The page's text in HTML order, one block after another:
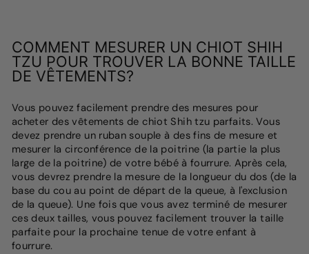
COMMENT MESURER UN CHIOT SHIH
TZU POUR TROUVER LA BONNE TAILLE
DE VÊTEMENTS?
Vous pouvez facilement prendre des mesures pour
acheter des vêtements de chiot Shih tzu parfaits. Vous
devez prendre un ruban souple à des fins de mesure et
mesurer la circonférence de la poitrine (la partie la plus
large de la poitrine) de votre bébé à fourrure. Après cela,
vous devrez prendre la mesure de la longueur du dos (de la
base du cou au point de départ de la queue, à l'exclusion
de la queue). Une fois que vous avez terminé de mesurer
ces deux tailles, vous pouvez facilement trouver la taille
parfaite pour la prochaine tenue de votre enfant à
fourrure.